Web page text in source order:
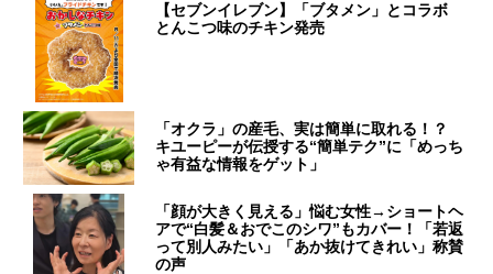
【セブンイレブン】「ブタメン」とコラボ
とんこつ味のチキン発売
「オクラ」の産毛、実は簡単に取れる！？
キユーピーが伝授する“簡単テク”に「めっち
ゃ有益な情報をゲット」
「顔が大きく見える」悩む女性→ショートヘ
アで“白髪＆おでこのシワ”もカバー！「若返
って別人みたい」「あか抜けてきれい」称賛
の声